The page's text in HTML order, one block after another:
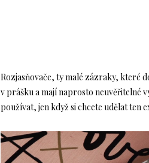
Rozjasňovače, ty malé zázraky, které
v prášku a mají naprosto neuvěřitelné
používat, jen když si chcete udělat ten